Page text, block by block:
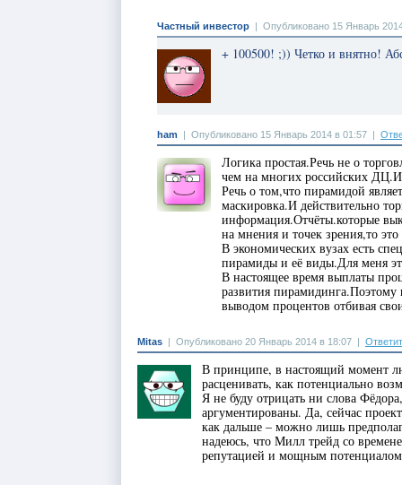
Частный инвестор Опубликовано 15 Январь
+ 100500! ;)) Четко и внятно!
ham Опубликовано 15 Январь 2014 в 01:57
Логика простая.Речь не о
чем на многих российских ДЦ.И
Речь о том,что пирамидой
маскировка.И действительно
информация.Отчёты.которые
на мнения и точек зрения,то
В экономических вузах есть
пирамиды и её виды.Для меня
В настоящее время выплаты
развития
выводом процентов отбивая
Mitas Опубликовано 20 Январь 2014 в 18:07
В принципе, в настоящий момент
расценивать, как потенциально
Я не буду отрицать ни слова
аргументированы. Да, сейчас
как дальше – можно лишь
надеюсь, что Милл трейд со
репутацией и мощным